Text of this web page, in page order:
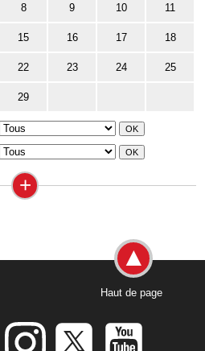
8 9 10 11
15 16 17 18
22 23 24 25
29
+
Haut de page